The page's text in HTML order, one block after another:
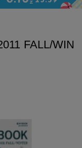
FALL/WIN